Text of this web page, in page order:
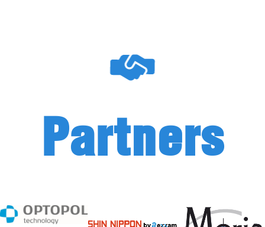
Partners